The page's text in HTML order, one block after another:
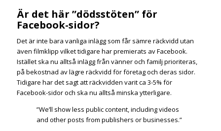
Är det här ”dödsstöten” för
Facebook-sidor?
Det är inte bara vanliga inlägg som får sämre räckvidd utan
även filmklipp vilket tidigare har premierats av Facebook.
Istället ska nu alltså inlägg från vänner och familj prioriteras,
på bekostnad av lägre räckvidd för företag och deras sidor.
Tidigare har det sagt att räckvidden varit ca 3-5% för
Facebook-sidor och ska nu alltså minska ytterligare.
”We’ll show less public content, including videos
and other posts from publishers or businesses.”